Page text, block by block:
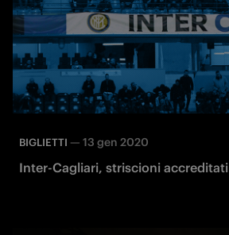
BIGLIETTI — 13 gen 2020
Inter-Cagliari, striscioni accreditati